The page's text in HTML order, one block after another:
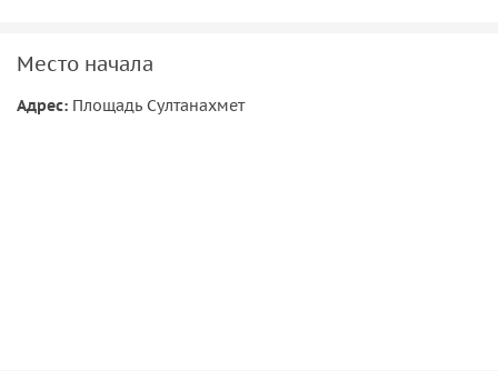
Место начала
Адрес: Площадь Султанахмет